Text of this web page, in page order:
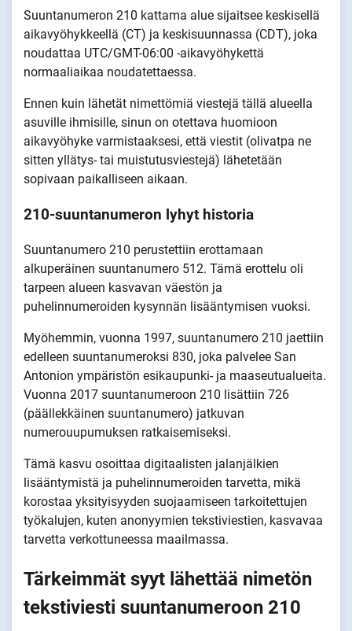
Suuntanumeron 210 kattama alue sijaitsee keskisellä
aikavyöhykkeellä (CT) ja keskisuunnassa (CDT), joka
noudattaa UTC/GMT-06:00 -aikavyöhykettä
normaaliaikaa noudatettaessa.
Ennen kuin lähetät nimettömiä viestejä tällä alueella
asuville ihmisille, sinun on otettava huomioon
aikavyöhyke varmistaaksesi, että viestit (olivatpa ne
sitten yllätys- tai muistutusviestejä) lähetetään
sopivaan paikalliseen aikaan.
210-suuntanumeron lyhyt historia
Suuntanumero 210 perustettiin erottamaan
alkuperäinen suuntanumero 512. Tämä erottelu oli
tarpeen alueen kasvavan väestön ja
puhelinnumeroiden kysynnän lisääntymisen vuoksi.
Myöhemmin, vuonna 1997, suuntanumero 210 jaettiin
edelleen suuntanumeroksi 830, joka palvelee San
Antonion ympäristön esikaupunki- ja maaseutualueita.
Vuonna 2017 suuntanumeroon 210 lisättiin 726
(päällekkäinen suuntanumero) jatkuvan
numerouupumuksen ratkaisemiseksi.
Tämä kasvu osoittaa digitaalisten jalanjälkien
lisääntymistä ja puhelinnumeroiden tarvetta, mikä
korostaa yksityisyyden suojaamiseen tarkoitettujen
työkalujen, kuten anonyymien tekstiviestien, kasvavaa
tarvetta verkottuneessa maailmassa.
Tärkeimmät syyt lähettää nimetön
tekstiviesti suuntanumeroon 210